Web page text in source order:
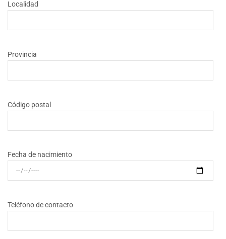
Localidad
Provincia
Código postal
Fecha de nacimiento
Teléfono de contacto